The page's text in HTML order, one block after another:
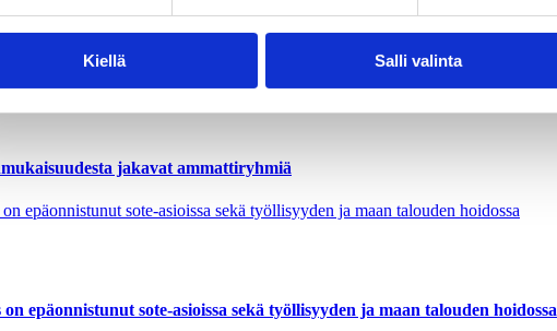
Kiellä Salli valinta
25 000 euroon 1.7.2025 alkaen
jakavat ammattiryhmiä
epäonnistunut sote-asioissa sekä työllisyyden ja maan talouden hoidossa